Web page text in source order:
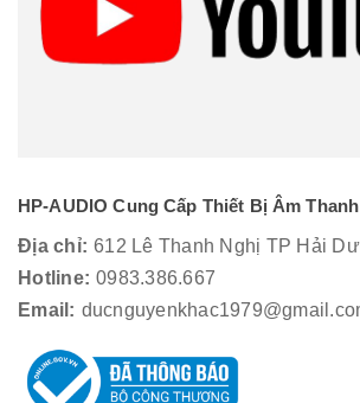
HP-AUDIO Cung Cấp Thiết Bị Âm
Địa chỉ: 612 Lê Thanh Nghị TP Hải
Hotline: 0983.386.667
Email: